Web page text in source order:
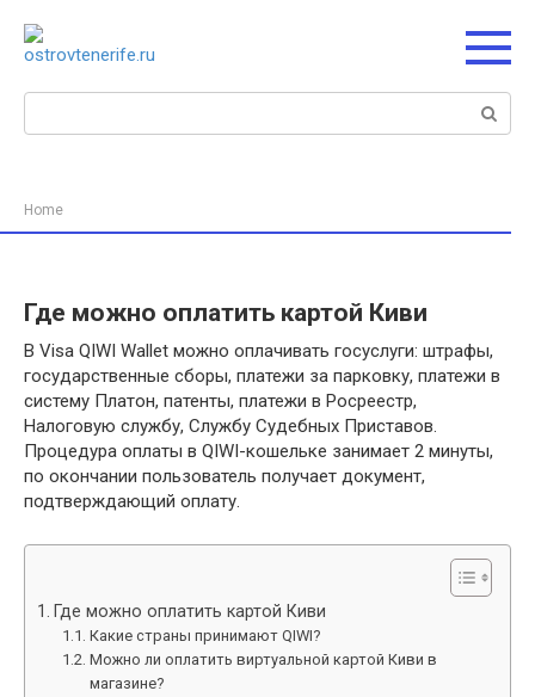
контенту
Поиск:
Home
Где можно оплатить картой Киви
В Visa QIWI Wallet можно оплачивать госуслуги: штрафы,
государственные сборы, платежи за парковку, платежи в
систему Платон, патенты, платежи в Росреестр,
Налоговую службу, Службу Судебных Приставов.
Процедура оплаты в QIWI-кошельке занимает 2 минуты,
по окончании пользователь получает документ,
подтверждающий оплату.
Где можно оплатить картой Киви
Какие страны принимают QIWI?
Можно ли оплатить виртуальной картой Киви в
магазине?